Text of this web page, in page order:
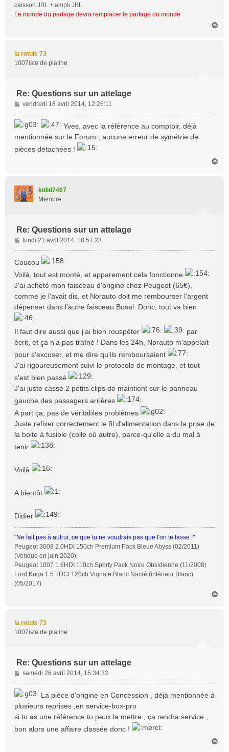
caisson JBL + ampli JBL
Le monde du partage devra remplacer le partage du monde
la rotule 73
1007iste de platine
Re: Questions sur un attelage
M
e
s
a
g
vendredi 18 avril 2014, 12:26:11
Yves, avec la référence au comptoir, déjà
mentionnée sur le Forum , aucune erreur de symétrie de
pièces détachées !
kidid7467
Membre
Re: Questions sur un attelage
M
e
a
g
e
lundi 21 avril 2014, 18:57:23
Coucou
Voilà, tout est monté, et apparement cela fonctionne
J'ai acheté mon faisceau d'origine chez Peugeot (65€),
comme je l'avait dis, et Norauto doit me rembourser l'argent
dépenser dans l'autre faisceau Bosal. Donc, tout va bien
Il faut dire aussi que j'ai bien rouspéter
par
écrit, et ça n'a pas traîné ! Dans les 24h, Norauto m'appelait
pour s'excuser, et me dire qu'ils remboursaient
J'ai rigoureusement suivi le protocole de montage, et tout
s'est bien passé
J'ai juste cassé 2 petits clips de maintient sur le panneau
gauche des passagers arrières
A part ça, pas de véritables problèmes
Juste refixer correctement le fil d'alimentation dans la prise de
la boite à fusible (colle où autre), parce-qu'elle a du mal à
tenir
Voilà
A bientôt
Didier
"Ne fait pas à autrui, ce que tu ne voudrais pas que l'on te fasse !"
Peugeot 3008 2.0HDI 150ch Premium Pack Bleue Abyss (02/2011)
(Vendue en juin 2020)
Peugeot 1007 1.6HDI 110ch Sporty Pack Noire Obsidienne (11/2008)
Ford Kuga 1.5 TDCI 120ch Vignale Blanc Nacré (intérieur Blanc)
(05/2017)
la rotule 73
1007iste de platine
Re: Questions sur un attelage
M
e
s
a
g
e
samedi 26 avril 2014, 15:34:32
La pièce d'origine en Concession , déjà mentionnée à
plusieurs reprises ,en service-box-pro
si tu as une référence tu peux la mettre , ça rendra service ,
bon alors une affaire classée donc !